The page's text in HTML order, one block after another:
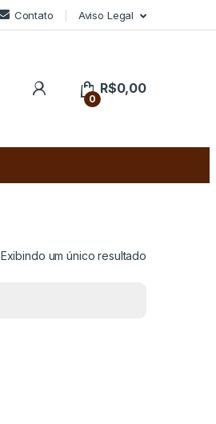
Contato Aviso Legal
0
R$0,00
Exibindo um único resultado